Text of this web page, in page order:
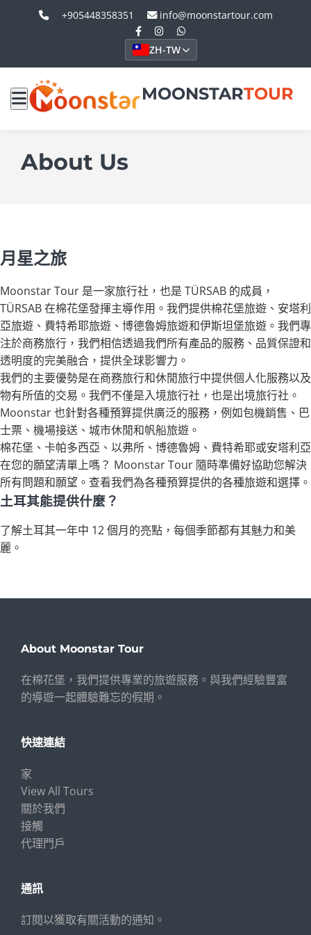
+905448358351 info@moonstartour.com
ZH-TW
MOONSTARTOUR
About Us
月星之旅
Moonstar Tour 是一家旅行社，也是 TÜRSAB 的成員，
TÜRSAB 在棉花堡發揮主導作用。我們提供棉花堡旅遊、安塔利
亞旅遊、費特希耶旅遊、博德魯姆旅遊和伊斯坦堡旅遊。我們專
注於商務旅行，我們相信透過我們所有產品的服務、品質保證和
透明度的完美融合，提供全球影響力。
我們的主要優勢是在商務旅行和休閒旅行中提供個人化服務以及
物有所值的交易。我們不僅是入境旅行社，也是出境旅行社。
Moonstar 也針對各種預算提供廣泛的服務，例如包機銷售、巴
士票、機場接送、城市休閒和帆船旅遊。
棉花堡、卡帕多西亞、以弗所、博德魯姆、費特希耶或安塔利亞
在您的願望清單上嗎？ Moonstar Tour 隨時準備好協助您解決
所有問題和願望。查看我們為各種預算提供的各種旅遊和選擇。
土耳其能提供什麼？
了解土耳其一年中 12 個月的亮點，每個季節都有其魅力和美
麗。
About Moonstar Tour
在棉花堡，我們提供專業的旅遊服務。與我們經驗豐富
的導遊一起體驗難忘的假期。
快速連結
家
View All Tours
關於我們
接觸
代理門戶
通訊
訂閱以獲取有關活動的通知。